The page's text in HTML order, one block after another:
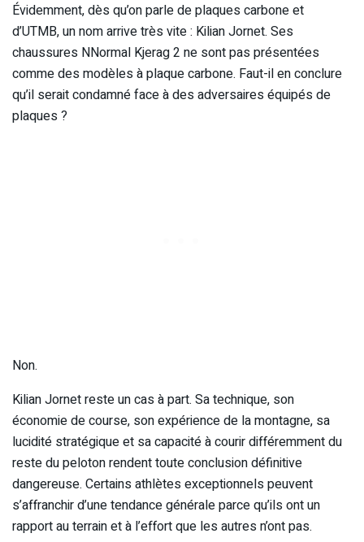
Évidemment, dès qu’on parle de plaques carbone et
d’UTMB, un nom arrive très vite : Kilian Jornet. Ses
chaussures NNormal Kjerag 2 ne sont pas présentées
comme des modèles à plaque carbone. Faut-il en conclure
qu’il serait condamné face à des adversaires équipés de
plaques ?
Non.
Kilian Jornet reste un cas à part. Sa technique, son
économie de course, son expérience de la montagne, sa
lucidité stratégique et sa capacité à courir différemment du
reste du peloton rendent toute conclusion définitive
dangereuse. Certains athlètes exceptionnels peuvent
s’affranchir d’une tendance générale parce qu’ils ont un
rapport au terrain et à l’effort que les autres n’ont pas.